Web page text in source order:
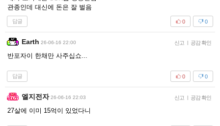
관종인데 대신에 돈은 잘 벌음
답글 0
0
Earth 26-06-16 22:00 신고 | 공감 확인
반포자이 한채만 사주십쇼...
답글 0
0
엘지전자 26-06-16 22:03 신고 | 공감 확인
27살에 이미 15억이 있었다니